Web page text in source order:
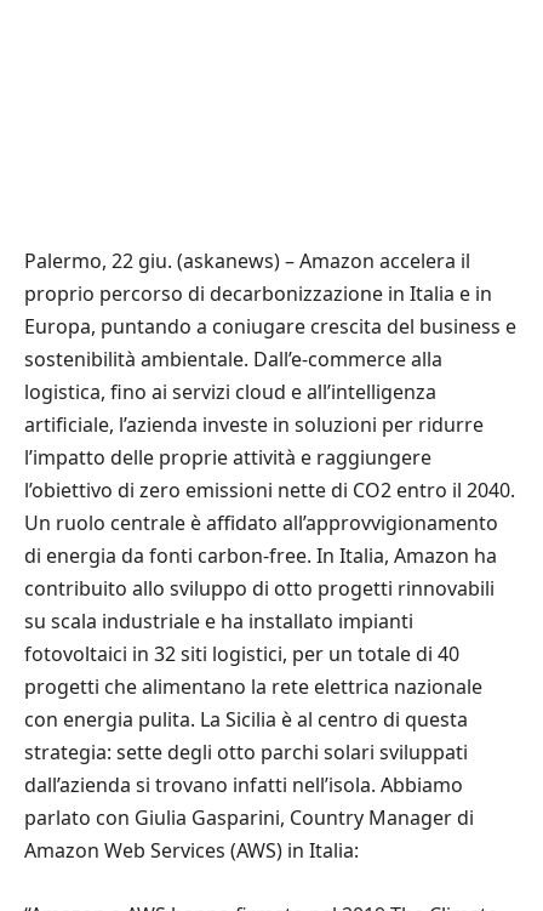
Palermo, 22 giu. (askanews) – Amazon accelera il
proprio percorso di decarbonizzazione in Italia e in
Europa, puntando a coniugare crescita del business e
sostenibilità ambientale. Dall’e-commerce alla
logistica, fino ai servizi cloud e all’intelligenza
artificiale, l’azienda investe in soluzioni per ridurre
l’impatto delle proprie attività e raggiungere
l’obiettivo di zero emissioni nette di CO2 entro il 2040.
Un ruolo centrale è affidato all’approvvigionamento
di energia da fonti carbon-free. In Italia, Amazon ha
contribuito allo sviluppo di otto progetti rinnovabili
su scala industriale e ha installato impianti
fotovoltaici in 32 siti logistici, per un totale di 40
progetti che alimentano la rete elettrica nazionale
con energia pulita. La Sicilia è al centro di questa
strategia: sette degli otto parchi solari sviluppati
dall’azienda si trovano infatti nell’isola. Abbiamo
parlato con Giulia Gasparini, Country Manager di
Amazon Web Services (AWS) in Italia: